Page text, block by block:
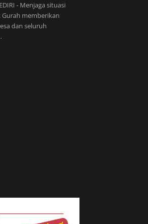
- Menjaga situasi
memberikan
dan seluruh